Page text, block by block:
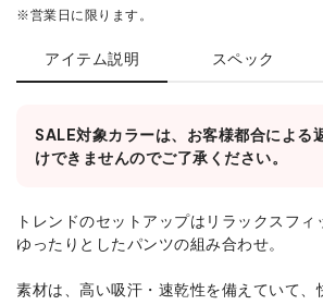
※営業日に限ります。
アイテム説明 スペック
SALE対象カラーは、お客様都合による
けできませんのでご了承ください。
トレンドのセットアップはリラックスフィ
ゆったりとしたパンツの組み合わせ。
素材は、高い吸汗・速乾性を備えていて、